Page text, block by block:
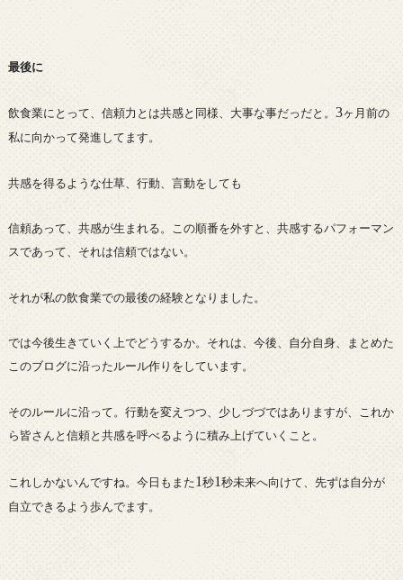
最後に
飲食業にとって、信頼力とは共感と同様、大事な事だっだと。 3ヶ月前の
私に向かって発進してます。
共感を得るような仕草、行動、言動をしても
信頼あって、共感が生まれる。この順番を外すと、共感するパフォーマン
スであって、それは信頼ではない。
それが私の飲食業での最後の経験となりました。
では今後生きていく上でどうするか。それは、今後、自分自身、まとめた
このブログに沿ったルール作りをしています。
そのルールに沿って。行動を変えつつ、少しづづではありますが、これか
ら皆さんと信頼と共感を呼べるように積み上げていくこと。
これしかないんですね。今日もまた1 秒1 秒未来へ向けて、先ずは自分が
自立できるよう歩んでます。